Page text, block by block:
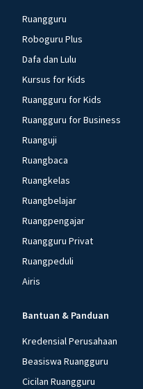
Ruangguru
Roboguru Plus
Dafa dan Lulu
Kursus for Kids
Ruangguru for Kids
Ruangguru for Business
Ruanguji
Ruangbaca
Ruangkelas
Ruangbelajar
Ruangpengajar
Ruangguru Privat
Ruangpeduli
Airis
Bantuan & Panduan
Kredensial Perusahaan
Beasiswa Ruangguru
Cicilan Ruangguru